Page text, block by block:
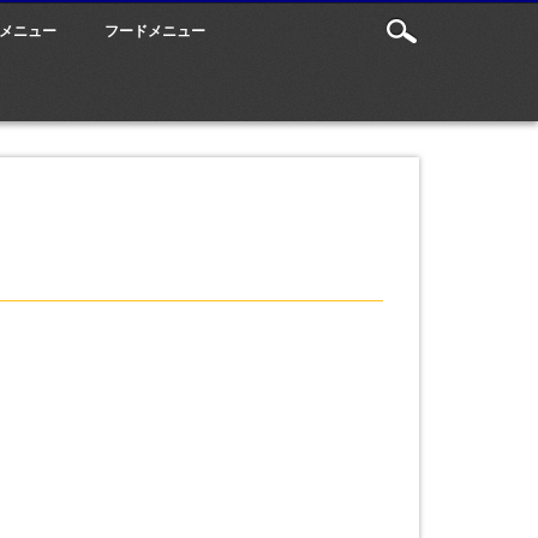
ニュー フードメニュー